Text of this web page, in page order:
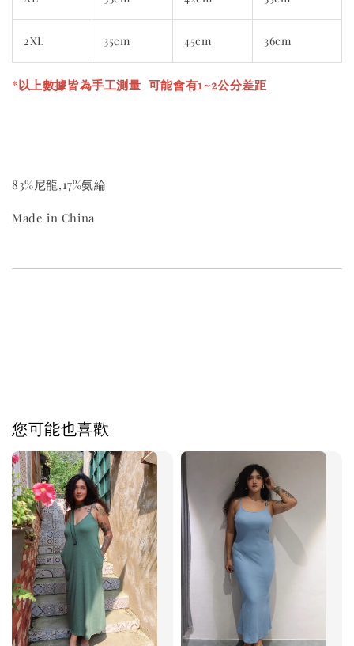
2XL 35cm 45cm 36cm
*以上數據皆為手工測量 可能會有1~2公分差距
83%尼龍,17%氨綸
Made in China
您可能也喜歡